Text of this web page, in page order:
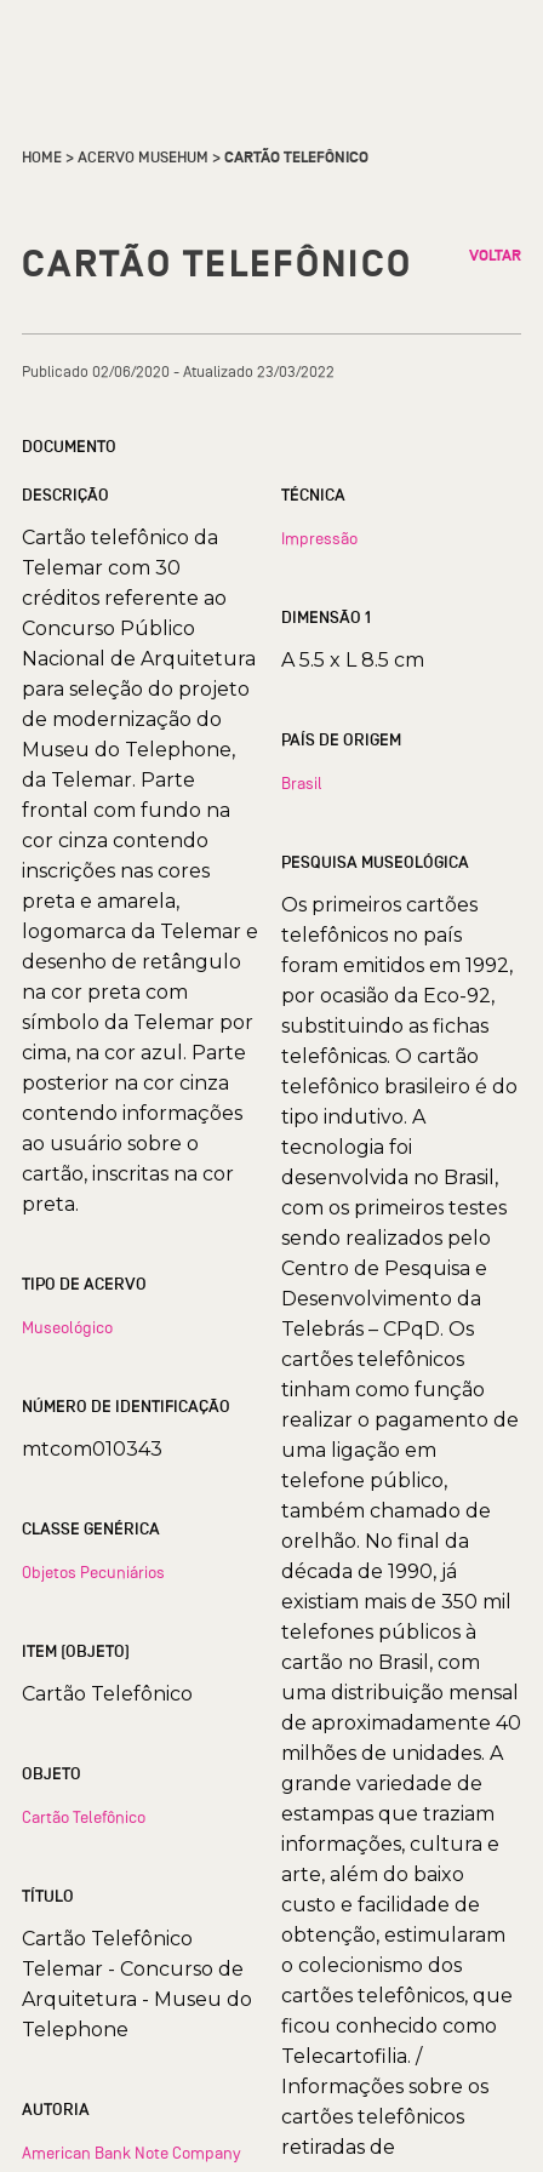
HOME>ACERVO MUSEHUM >CARTÃO TELEFÔNICO
CARTÃO TELEFÔNICO VOLTAR
Publicado 02/06/2020 - Atualizado 23/03/2022
DOCUMENTO
DESCRIÇÃO
Cartão telefônico da
Telemar com 30
créditos referente ao
Concurso Público
Nacional de Arquitetura
para seleção do projeto
de modernização do
Museu do Telephone,
da Telemar. Parte
frontal com fundo na
cor cinza contendo
inscrições nas cores
preta e amarela,
logomarca da Telemar e
desenho de retângulo
na cor preta com
símbolo da Telemar por
cima, na cor azul. Parte
posterior na cor cinza
contendo informações
ao usuário sobre o
cartão, inscritas na cor
preta.
TIPO DE ACERVO
Museológico
NÚMERO DE IDENTIFICAÇÃO
mtcom010343
CLASSE GENÉRICA
Objetos Pecuniários
ITEM (OBJETO)
Cartão Telefônico
OBJETO
Cartão Telefônico
TÍTULO
Cartão Telefônico
Telemar - Concurso de
Arquitetura - Museu do
Telephone
AUTORIA
American Bank Note Company
TÉCNICA
Impressão
DIMENSÃO 1
A 5.5 x L 8.5 cm
PAÍS DE ORIGEM
Brasil
PESQUISA MUSEOLÓGICA
Os primeiros cartões
telefônicos no país
foram emitidos em 1992,
por ocasião da Eco-92,
substituindo as fichas
telefônicas. O cartão
telefônico brasileiro é do
tipo indutivo. A
tecnologia foi
desenvolvida no Brasil,
com os primeiros testes
sendo realizados pelo
Centro de Pesquisa e
Desenvolvimento da
Telebrás – CPqD. Os
cartões telefônicos
tinham como função
realizar o pagamento de
uma ligação em
telefone público,
também chamado de
orelhão. No final da
década de 1990, já
existiam mais de 350 mil
telefones públicos à
cartão no Brasil, com
uma distribuição mensal
de aproximadamente 40
milhões de unidades. A
grande variedade de
estampas que traziam
informações, cultura e
arte, além do baixo
custo e facilidade de
obtenção, estimularam
o colecionismo dos
cartões telefônicos, que
ficou conhecido como
Telecartofilia. /
Informações sobre os
cartões telefônicos
retiradas de